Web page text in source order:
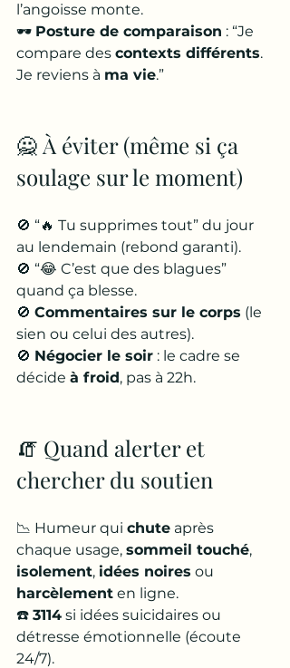
l’angoisse monte.
🕶️ Posture de comparaison : “Je
compare des contexts différents.
Je reviens à ma vie.”
🙅 À éviter (même si ça
soulage sur le moment)
🚫 “🔥 Tu supprimes tout” du jour
au lendemain (rebond garanti).
🚫 “😂 C’est que des blagues”
quand ça blesse.
🚫 Commentaires sur le corps (le
sien ou celui des autres).
🚫 Négocier le soir : le cadre se
décide à froid, pas à 22h.
🧯 Quand alerter et
chercher du soutien
📉 Humeur qui chute après
chaque usage, sommeil touché,
isolement, idées noires ou
harcèlement en ligne.
☎️ 3114 si idées suicidaires ou
détresse émotionnelle (écoute
24/7).